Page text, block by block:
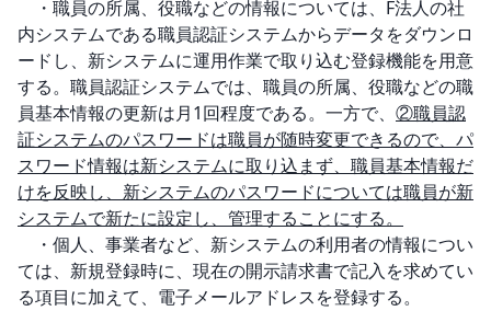
・職員の所属、役職などの情報については、F法人の社
内システムである職員認証システムからデータをダウンロ
ードし、新システムに運用作業で取り込む登録機能を用意
する。職員認証システムでは、職員の所属、役職などの職
員基本情報の更新は月1回程度である。一方で、 ②職員認
証システムのパスワードは職員が随時変更できるので、パ
スワード情報は新システムに取り込まず、職員基本情報だ
けを反映し、新システムのパスワードについては職員が新
システムで新たに設定し、管理することにする。
・個人、事業者など、新システムの利用者の情報につい
ては、新規登録時に、現在の開示請求書で記入を求めてい
る項目に加えて、電子メールアドレスを登録する。